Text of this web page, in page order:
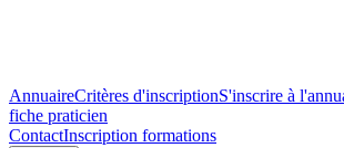
AnnuaireCritères d'inscriptionS'inscrire à
fiche praticien
ContactInscription formations